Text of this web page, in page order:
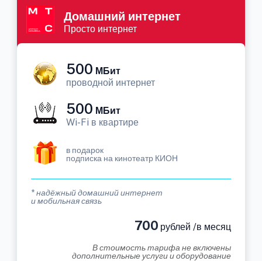
Домашний интернет
Просто интернет
500 МБит
проводной интернет
500 МБит
Wi-Fi в квартире
в подарок
подписка на кинотеатр КИОН
* надёжный домашний интернет
и мобильная связь
700 рублей /в месяц
В стоимость тарифа не включены
дополнительные услуги и оборудование